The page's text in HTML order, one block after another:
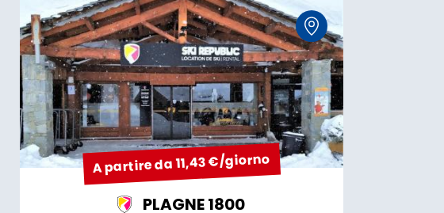
A partire da 11,43 €/giorno
PLAGNE 1800